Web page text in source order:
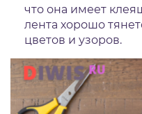
что она имеет
лента хорошо
цветов и узоров.